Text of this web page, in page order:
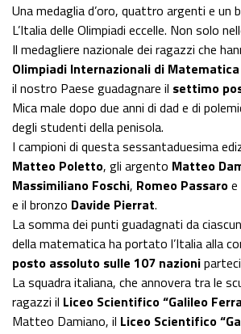
Una medaglia d’oro, quattro argenti e un
L’Italia delle Olimpiadi eccelle. Non solo
Il medagliere nazionale dei ragazzi che
Olimpiadi Internazionali di Matematica
il nostro Paese guadagnare il settimo
Mica male dopo due anni di dad e di
degli studenti della penisola.
I campioni di questa sessantaduesima
Matteo Poletto, gli argento Matteo
Massimiliano Foschi, Romeo Passaroe
e il bronzo Davide Pierrat.
La somma dei punti guadagnati da
della matematica ha portato l’Italia alla
posto assoluto sulle 107 nazioni
La squadra italiana, che annovera tra le
ragazzi il Liceo Scientifico “Galileo
Matteo Damiano, il Liceo Scientifico